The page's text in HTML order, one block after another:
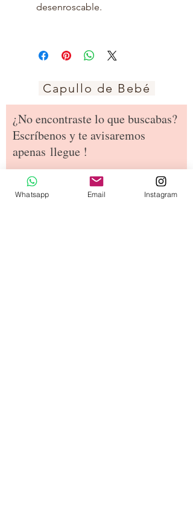
desenroscable.
Capullo de Bebé
¿No encontraste lo que buscabas?
Escríbenos y te avisaremos
apenas llegue !
¿Cuál es tu nombre?
Whatsapp Email Instagram